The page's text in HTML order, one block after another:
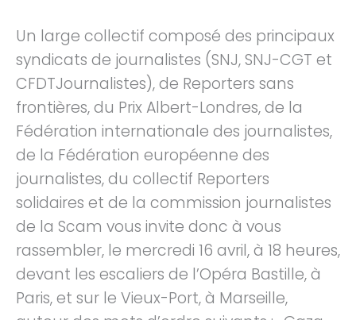
Un large collectif composé des principaux
syndicats de journalistes (SNJ, SNJ-CGT et
CFDTJournalistes), de Reporters sans
frontières, du Prix Albert-Londres, de la
Fédération internationale des journalistes,
de la Fédération européenne des
journalistes, du collectif Reporters
solidaires et de la commission journalistes
de la Scam vous invite donc à vous
rassembler, le mercredi 16 avril, à 18 heures,
devant les escaliers de l’Opéra Bastille, à
Paris, et sur le Vieux-Port, à Marseille,